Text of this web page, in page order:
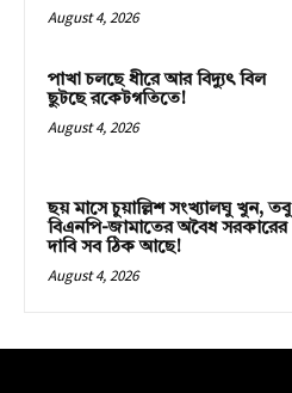
August 4, 2026
পাখা চলছে ধীরে আর বিদ্যুৎ বিল
ছুটছে রকেটগতিতে!
August 4, 2026
ছয় মাসে চুয়াল্লিশ সংখ্যালঘু খুন, তবু
বিএনপি-জামাতের অবৈধ সরকারের
দাবি সব ঠিক আছে!
August 4, 2026